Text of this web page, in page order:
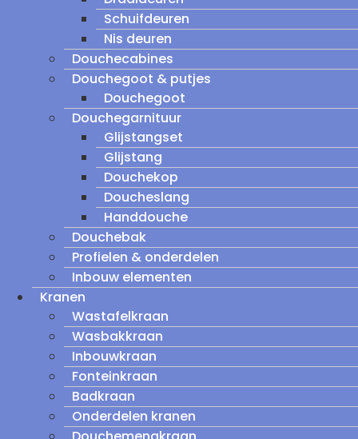
Schuifdeuren
Nis deuren
Douchecabines
Douchegoot & putjes
Douchegoot
Douchegarnituur
Glijstangset
Glijstang
Douchekop
Doucheslang
Handdouche
Douchebak
Profielen & onderdelen
Inbouw elementen
Kranen
Wastafelkraan
Wasbakkraan
Inbouwkraan
Fonteinkraan
Badkraan
Onderdelen kranen